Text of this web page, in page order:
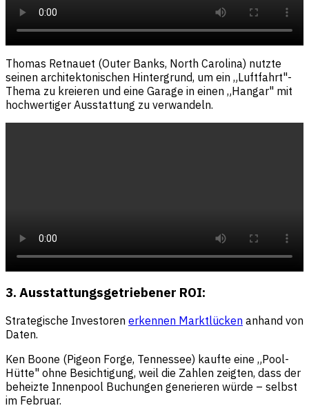
Thomas Retnauet (Outer Banks, North Carolina) nutzte
seinen architektonischen Hintergrund, um ein „Luftfahrt"-
Thema zu kreieren und eine Garage in einen „Hangar" mit
hochwertiger Ausstattung zu verwandeln.
3. Ausstattungsgetriebener ROI:
Strategische Investoren erkennen Marktlücken anhand von
Daten.
Ken Boone (Pigeon Forge, Tennessee) kaufte eine „Pool-
Hütte" ohne Besichtigung, weil die Zahlen zeigten, dass der
beheizte Innenpool Buchungen generieren würde – selbst
im Februar.